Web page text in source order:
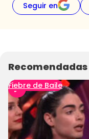
Seguir en
Recomendadas
Fiebre de Baile